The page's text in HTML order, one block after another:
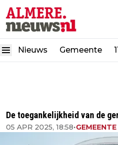
Nieuws Gemeente
De toegankelijkheid van de
05 APR 2025, 18:58•GEMEENTE